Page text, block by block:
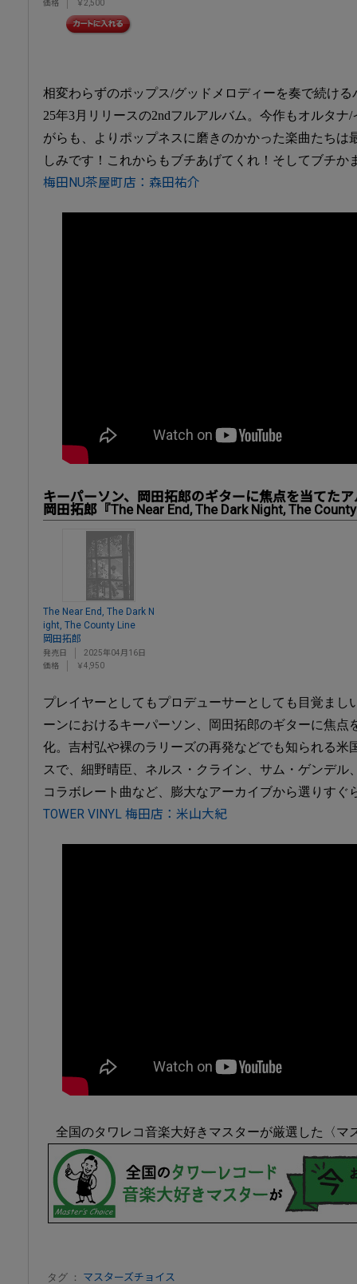
価格
￥2,500
相変わらずのポップス/グッドメロディーを奏で続ける
25年3月リリースの2ndフルアルバム。今作もオルタナ
がらも、よりポップネスに磨きのかかった楽曲たちは
しみです！これからもブチあげてくれ！そしてブチか
梅田NU茶屋町店：森田祐介
キーパーソン、岡田拓郎のギターに焦点を当てた
岡田拓郎『The Near End, The Dark Night, The
The Near End, The Dark N
ight, The County Line
岡田拓郎
発売日
2025年04月16日
価格
￥4,950
プレイヤーとしてもプロデューサーとしても目覚まし
ーンにおけるキーパーソン、岡田拓郎のギターに焦点
化。吉村弘や裸のラリーズの再発などでも知られる米
スで、細野晴臣、ネルス・クライン、サム・ゲンデル
コラボレート曲など、膨大なアーカイブから選りすぐ
TOWER VINYL 梅田店：米山大紀
全国のタワレコ音楽大好きマスターが厳選した〈マ
タグ ： マスターズチョイス